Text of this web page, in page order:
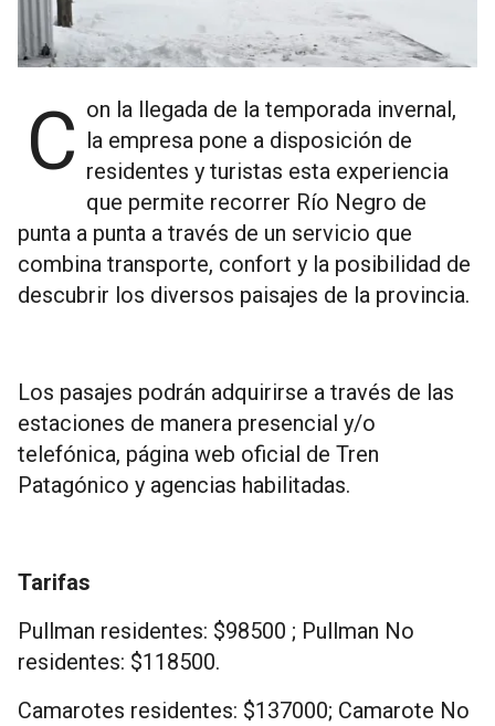
Con la llegada de la temporada invernal, la empresa pone a disposición de
residentes y turistas esta experiencia
que permite recorrer Río Negro de
punta a punta a través de un servicio que
combina transporte, confort y la posibilidad de
descubrir los diversos paisajes de la provincia.
Los pasajes podrán adquirirse a través de las
estaciones de manera presencial y/o
telefónica, página web oficial de Tren
Patagónico y agencias habilitadas.
Tarifas
Pullman residentes: $98500 ; Pullman No
residentes: $118500.
Camarotes residentes: $137000; Camarote No